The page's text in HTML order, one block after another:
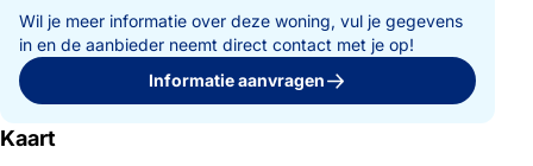
Wil je meer informatie over deze woning, vul je gegevens
in en de aanbieder neemt direct contact met je op!
Informatie aanvragen
Kaart